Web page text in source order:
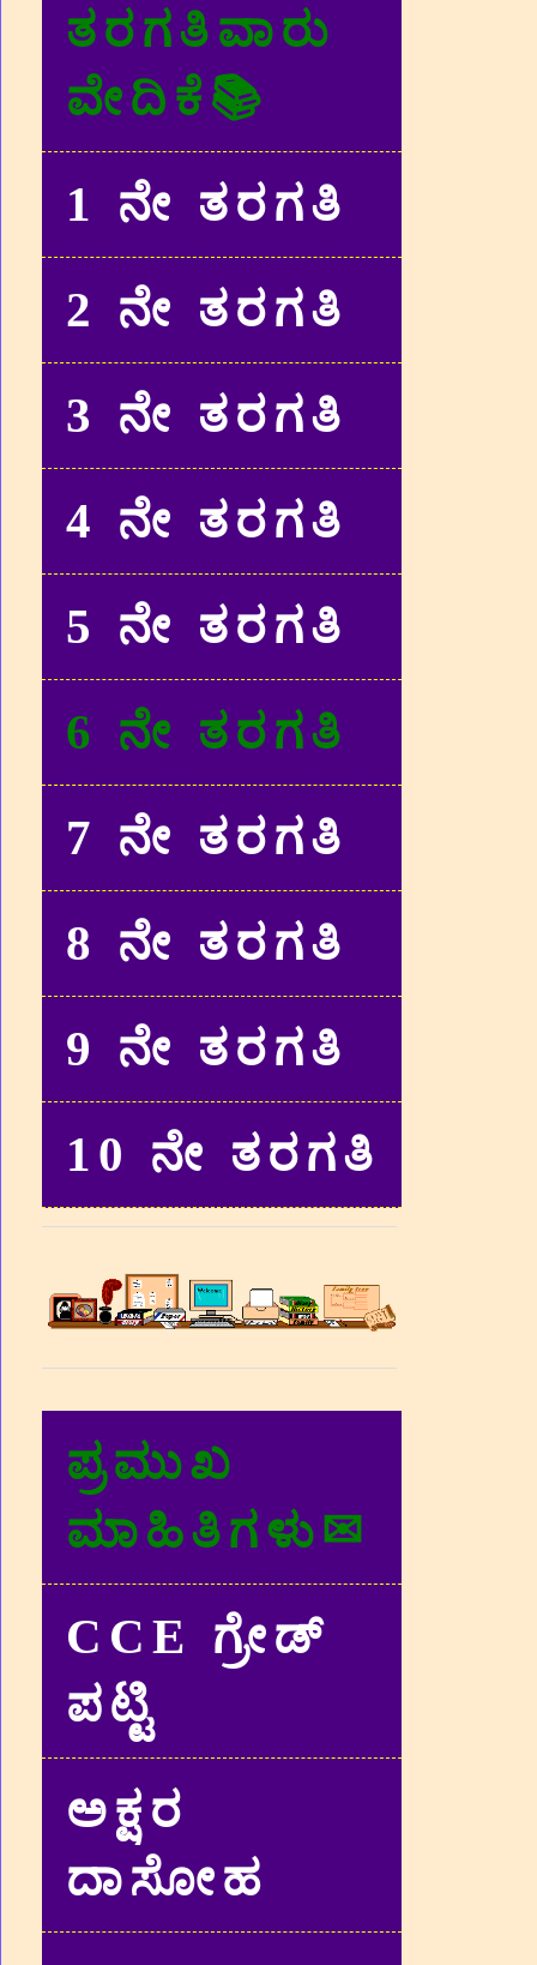
ತರಗತಿವಾರು
ವೇದಿಕೆ📚
1 ನೇ ತರಗತಿ
2 ನೇ ತರಗತಿ
3 ನೇ ತರಗತಿ
4 ನೇ ತರಗತಿ
5 ನೇ ತರಗತಿ
6 ನೇ ತರಗತಿ
7 ನೇ ತರಗತಿ
8 ನೇ ತರಗತಿ
9 ನೇ ತರಗತಿ
10 ನೇ ತರಗತಿ
ಪ್ರಮುಖ
ಮಾಹಿತಿಗಳು✉
CCE ಗ್ರೇಡ್‌
ಪಟ್ಟಿ
ಅಕ್ಷರ
ದಾಸೋಹ